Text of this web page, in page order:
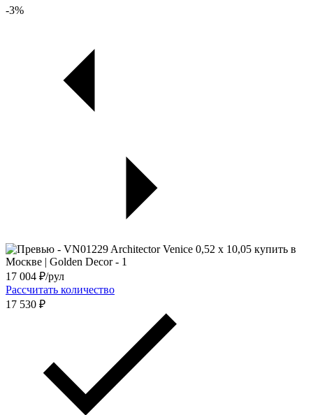
-3%
17 004 ₽/рул
Рассчитать количество
17 530 ₽